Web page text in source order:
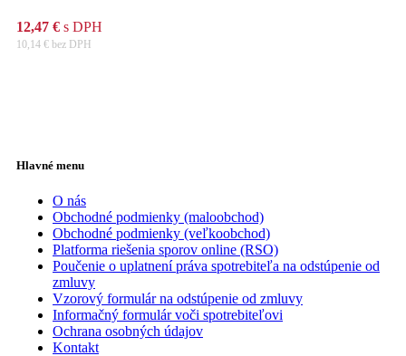
12,47 € s DPH
10,14 € bez DPH
Hlavné menu
O nás
Obchodné podmienky (maloobchod)
Obchodné podmienky (veľkoobchod)
Platforma riešenia sporov online (RSO)
Poučenie o uplatnení práva spotrebiteľa na odstúpenie od
zmluvy
Vzorový formulár na odstúpenie od zmluvy
Informačný formulár voči spotrebiteľovi
Ochrana osobných údajov
Kontakt